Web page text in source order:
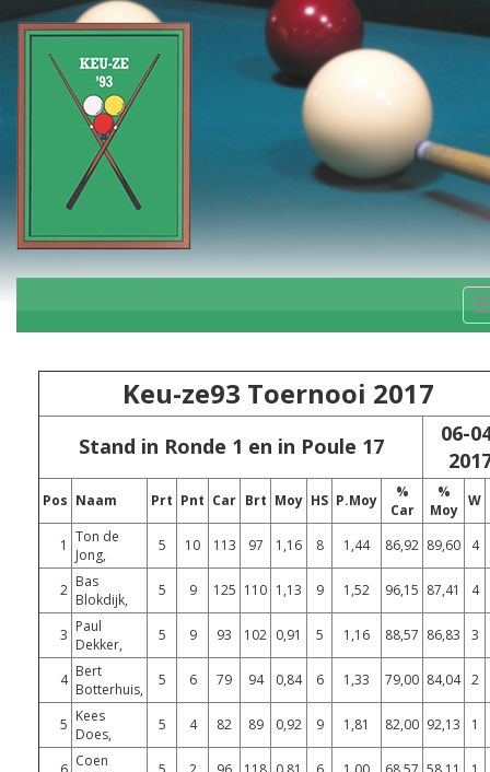
Keu-ze93 Toernooi 2017
Stand in Ronde 1 en in Poule 17
06-
Pos Naam Prt Pnt Car Brt Moy HS P.Moy
%
Car
%
Moy
W
1 Ton de
Jong,
5 10 113 97 1,16 8 1,44 86,92 89,60 4
2 Bas
Blokdijk,
5 9 125 110 1,13 9 1,52 96,15 87,41 4
3 Paul
Dekker,
5 9 93 102 0,91 5 1,16 88,57 86,83 3
4 Bert
Botterhuis,
5 6 79 94 0,84 6 1,33 79,00 84,04 2
5 Kees
Does,
5 4 82 89 0,92 9 1,81 82,00 92,13 1
Coen